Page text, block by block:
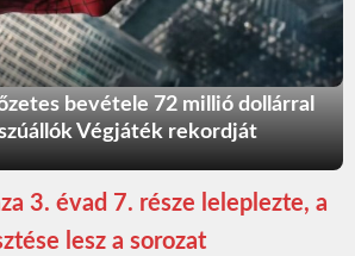
bevétele 72 millió dollárral
Végjáték rekordját
3. évad 7. része leleplezte, a
lesz a sorozat